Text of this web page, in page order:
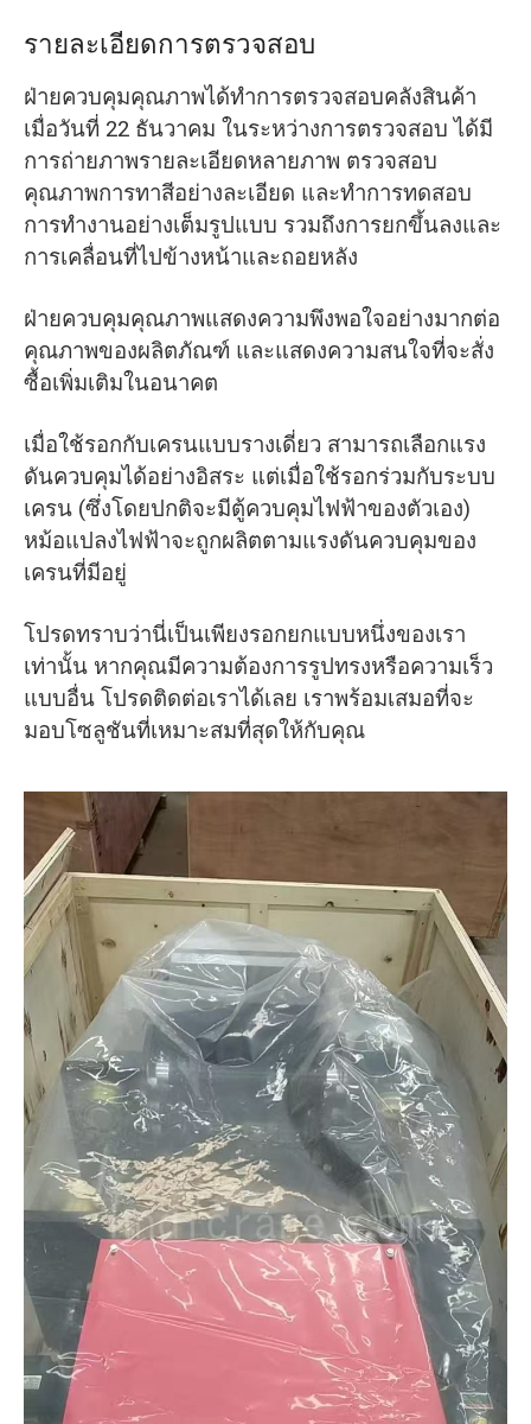
รายละเอียดการตรวจสอบ
ฝ่ายควบคุมคุณภาพได้ทำการตรวจสอบคลังสินค้า
เมื่อวันที่ 22 ธันวาคม ในระหว่างการตรวจสอบ ได้มี
การถ่ายภาพรายละเอียดหลายภาพ ตรวจสอบ
คุณภาพการทาสีอย่างละเอียด และทำการทดสอบ
การทำงานอย่างเต็มรูปแบบ รวมถึงการยกขึ้นลงและ
การเคลื่อนที่ไปข้างหน้าและถอยหลัง
ฝ่ายควบคุมคุณภาพแสดงความพึงพอใจอย่างมากต่อ
คุณภาพของผลิตภัณฑ์ และแสดงความสนใจที่จะสั่ง
ซื้อเพิ่มเติมในอนาคต
เมื่อใช้รอกกับเครนแบบรางเดี่ยว สามารถเลือกแรง
ดันควบคุมได้อย่างอิสระ แต่เมื่อใช้รอกร่วมกับระบบ
เครน (ซึ่งโดยปกติจะมีตู้ควบคุมไฟฟ้าของตัวเอง)
หม้อแปลงไฟฟ้าจะถูกผลิตตามแรงดันควบคุมของ
เครนที่มีอยู่
โปรดทราบว่านี่เป็นเพียงรอกยกแบบหนึ่งของเรา
เท่านั้น หากคุณมีความต้องการรูปทรงหรือความเร็ว
แบบอื่น โปรดติดต่อเราได้เลย เราพร้อมเสมอที่จะ
มอบโซลูชันที่เหมาะสมที่สุดให้กับคุณ